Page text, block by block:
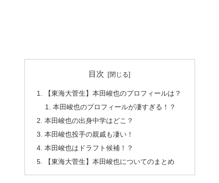
目次
【東海大菅生】本田峻也のプロフィールは？
本田峻也のプロフィールが凄すぎる！？
本田峻也の出身中学はどこ？
本田峻也投手の親戚も凄い！
本田峻也はドラフト候補！？
【東海大菅生】本田峻也についてのまとめ